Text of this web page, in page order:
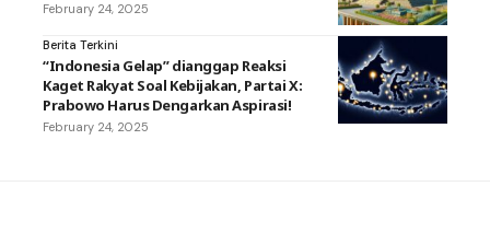
February 24, 2025
Berita Terkini
“Indonesia Gelap” dianggap Reaksi
Kaget Rakyat Soal Kebijakan, Partai X:
Prabowo Harus Dengarkan Aspirasi!
February 24, 2025